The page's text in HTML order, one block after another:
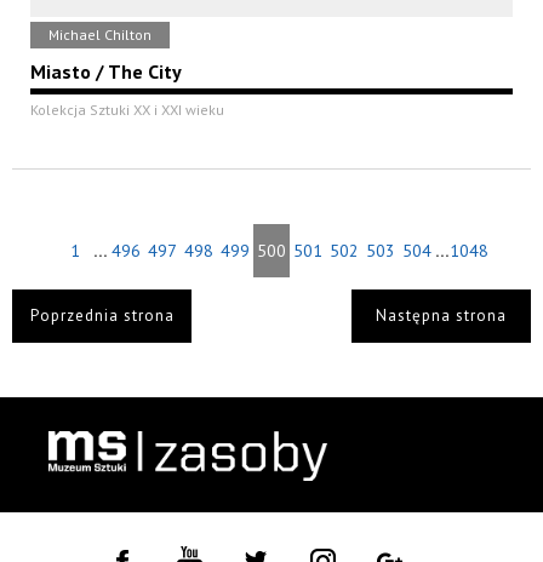
Michael Chilton
Miasto / The City
Kolekcja Sztuki XX i XXI wieku
1 ... 496 497 498 499 500 501 502 503 504 ...1048
Poprzednia strona Następna strona